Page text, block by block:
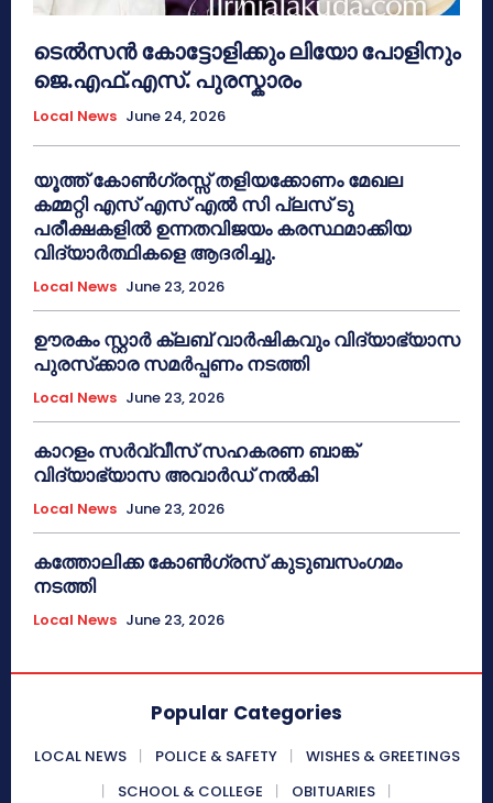
ടെൽസൻ കോട്ടോളിക്കും ലിയോ പോളിനും
ജെ.എഫ്.എസ്. പുരസ്കാരം
Local News June 24, 2026
യൂത്ത് കോൺഗ്രസ്സ് തളിയക്കോണം മേഖല
കമ്മറ്റി എസ് എസ് എൽ സി പ്ലസ് ടു
പരീക്ഷകളിൽ ഉന്നതവിജയം കരസ്ഥമാക്കിയ
വിദ്യാർത്ഥികളെ ആദരിച്ചു.
Local News June 23, 2026
ഊരകം സ്റ്റാർ ക്ലബ് വാർഷികവും വിദ്യാഭ്യാസ
പുരസ്‌ക്കാര സമർപ്പണം നടത്തി
Local News June 23, 2026
കാറളം സർവ്വീസ് സഹകരണ ബാങ്ക്
വിദ്യാഭ്യാസ അവാർഡ് നൽകി
Local News June 23, 2026
കത്തോലിക്ക കോൺഗ്രസ് കുടുബസംഗമം
നടത്തി
Local News June 23, 2026
Popular Categories
LOCAL NEWS POLICE & SAFETY
WISHES & GREETINGS
SCHOOL & COLLEGE
OBITUARIES